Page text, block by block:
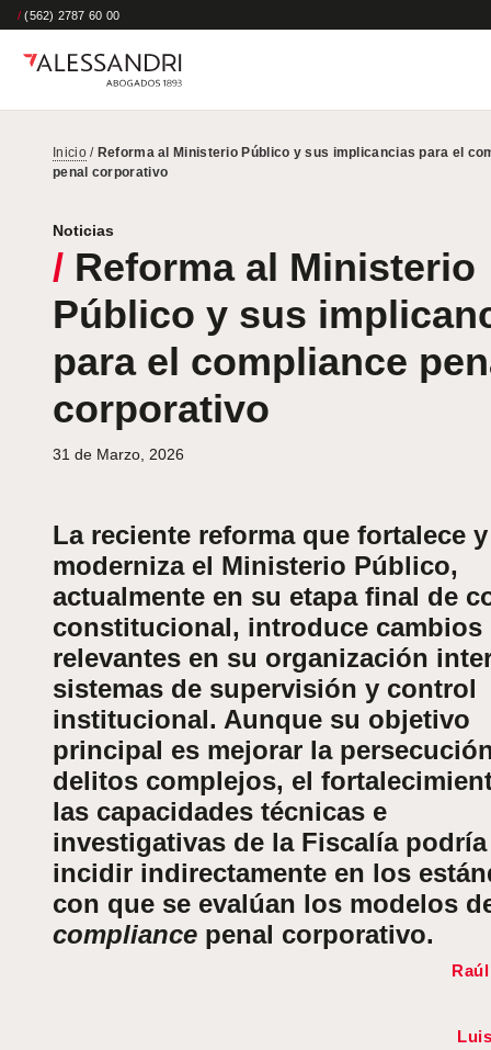
/ (562) 2787 60 00
Inicio/ Reforma al Ministerio Público y sus implicancias para el
penal corporativo
Noticias
/ Reforma al Ministerio
Público y sus
para el compliance
corporativo
31 de Marzo, 2026
La reciente reforma que fortalece y
moderniza el Ministerio Público,
actualmente en su etapa final de
constitucional, introduce cambios
relevantes en su organización
sistemas de supervisión y control
institucional. Aunque su objetivo
principal es mejorar la
delitos complejos, el
las capacidades técnicas e
investigativas de la Fiscalía podría
incidir indirectamente en los
con que se evalúan los modelos
compliance penal corporativo.